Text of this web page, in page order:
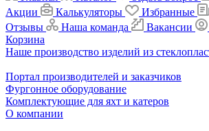
Акции
Калькуляторы Избранные
Отзывы
Наша команда Вакансии
Корзина
Наше производство изделий из
Портал производителей и заказчиков
Фургонное оборудование
Комплектующие для яхт и катеров
О компании